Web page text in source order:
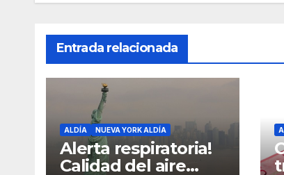
Entrada relacionada
ALDÍA NUEVA YORK ALDÍA
Alerta respiratoria!
Calidad del aire